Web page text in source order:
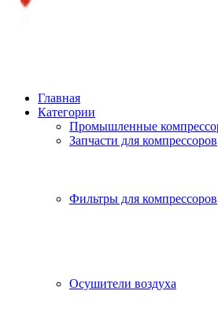
Главная
Категории
Промышленные
Запчасти для компрессоров
Фильтры для компрессоров
Осушители воздуха